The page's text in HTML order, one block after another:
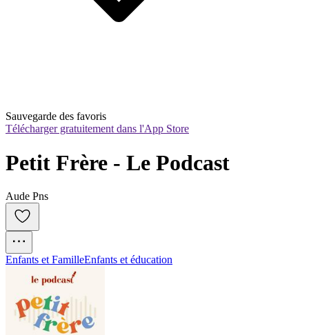
Sauvegarde des favoris
Télécharger gratuitement dans l'App Store
Petit Frère - Le Podcast
Aude Pns
Enfants et FamilleEnfants et éducation